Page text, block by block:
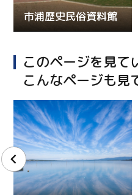
市浦歴史民俗資料館
このページを見て
こんなページも見